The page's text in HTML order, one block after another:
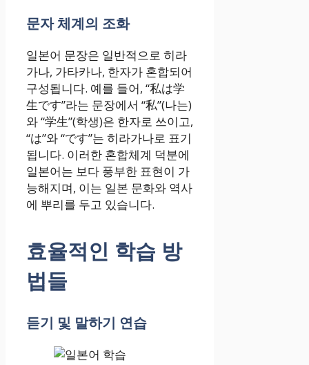
문자 체계의 조화
일본어 문장은 일반적으로 히라
가나, 가타카나, 한자가 혼합되어
구성됩니다. 예를 들어, “私は学
生です”라는 문장에서 “私”(나는)
와 “学生”(학생)은 한자로 쓰이고,
“は”와 “です”는 히라가나로 표기
됩니다. 이러한 혼합체계 덕분에
일본어는 보다 풍부한 표현이 가
능해지며, 이는 일본 문화와 역사
에 뿌리를 두고 있습니다.
효율적인 학습 방
법들
듣기 및 말하기 연습